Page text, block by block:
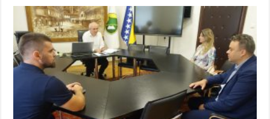
predstavnicima
Procredit
banke